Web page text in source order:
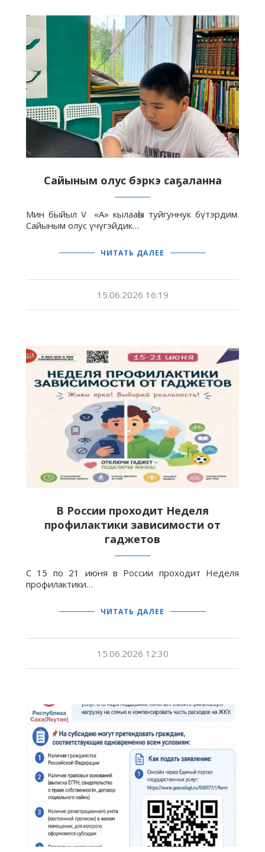
Сайыным олус бэркэ саҕаланна
Мин быйыл V «А» кылааһы туйгуннук бүтэрдим.
Сайыным олус үчүгэйдик…
ЧИТАТЬ ДАЛЕЕ
15.06.2026 16:19
В России проходит Неделя
профилактики зависимости от
гаджетов
С 15 по 21 июня в России проходит Неделя
профилактики…
ЧИТАТЬ ДАЛЕЕ
15.06.2026 12:30